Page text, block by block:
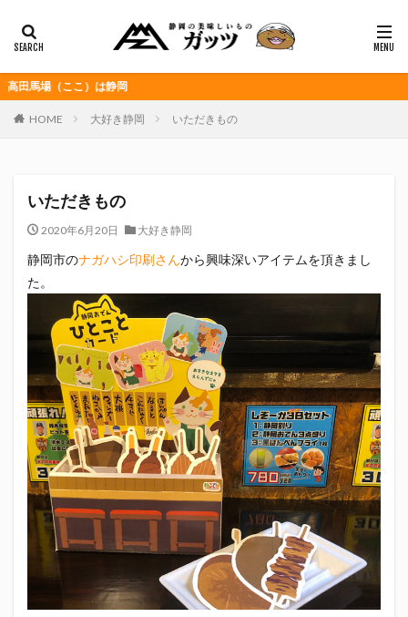
）は静岡
HOME 大好き静岡 いただきもの
いただきもの
2020年6月20日 大好き静岡
静岡市のナガハシ印刷さんから興味深いアイテムを頂きまし
た。
富士宮やきそば 桜えび 浜松餃子
Jリーグ
いわてグルージャ盛岡
おがわ
おんな泣かせ
たけしの挑戦状
たけし軍団
どんどん
はごろもフーズ みかん
みともさん
アスルクラロ沼津
アビスパ福岡
イカゲーム
インチキおじさん
エスエスケイフーズ
エスパルス登山部
エルゴラッソ
オレンジデイズ
カップヌードル
カツオ カミュ
ガッツ星人
ガンダム
キンミヤ クリアソン新宿
ゴウ清水
サウナしきじ
サガン鳥栖
サッポロビール
サッポロ黒ラベル
サンフレッチェ広島
シーラック
ジェフユナイテッド市原・千葉
ジュビロ磐田
セレッソ大阪
ダーツ トリイソース
ドラゴン
バリ勝男クン。
パルちゃん
パワー